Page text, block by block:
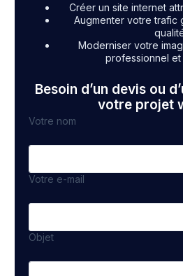
Créer un site internet
Augmenter votre trafic
Moderniser votre
professionnel et
Besoin d’un devis ou
votre projet
Votre nom
Votre e-mail
Objet